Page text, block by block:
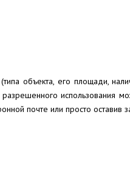
объекта, его площади,
использования
почте или просто оставив